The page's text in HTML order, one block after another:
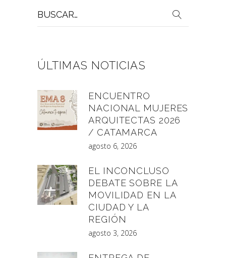
por:
ÚLTIMAS NOTICIAS
ENCUENTRO
NACIONAL MUJERES
ARQUITECTAS 2026
/ CATAMARCA
agosto 6, 2026
EL INCONCLUSO
DEBATE SOBRE LA
MOVILIDAD EN LA
CIUDAD Y LA
REGIÓN
agosto 3, 2026